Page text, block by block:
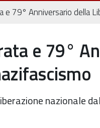
79° Anniversario della
e 79°
nazionale